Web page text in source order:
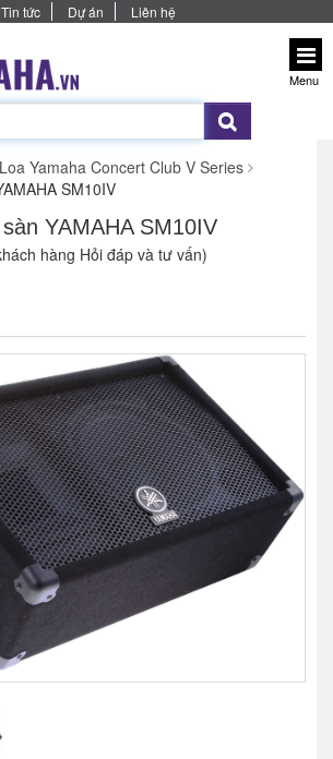
Tin tức Dự án Liên hệ
Menu
Loa Yamaha Concert Club V Series
SM10IV
YAMAHA SM10IV
hàng Hỏi đáp và tư vấn)